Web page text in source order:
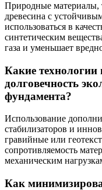
Природные материалы,
древесина с
использоваться в
синтетическим
газа и уменьшает
Какие технологии
долговечность
фундамента?
Использование
стабилизаторов и
гравийные или
сопротивляемость
механическим
Как